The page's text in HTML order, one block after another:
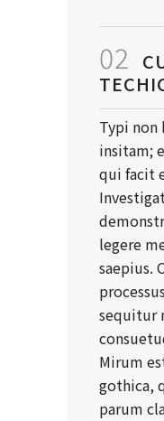
02
Typi non
insitam;
qui facit
legere
saepius.
sequitur
Mirum
gothica,
parum